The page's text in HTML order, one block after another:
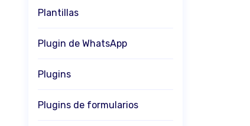
Plantillas
Plugin de WhatsApp
Plugins
Plugins de formularios